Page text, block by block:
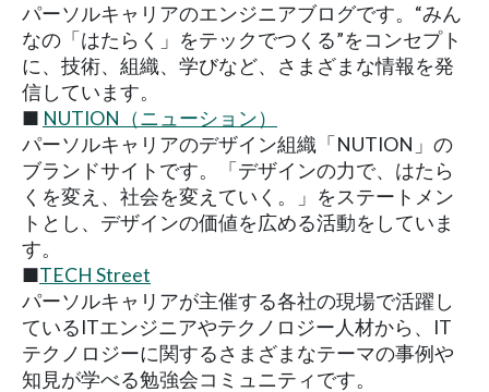
パーソルキャリアのエンジニアブログです。“みん
なの「はたらく」をテックでつくる”をコンセプト
に、技術、組織、学びなど、さまざまな情報を発
信しています。
■ NUTION（ニューション）
パーソルキャリアのデザイン組織「NUTION」の
ブランドサイトです。「デザインの力で、はたら
くを変え、社会を変えていく。」をステートメン
トとし、デザインの価値を広める活動をしていま
す。
■TECH Street
パーソルキャリアが主催する各社の現場で活躍し
ているITエンジニアやテクノロジー人材から、IT
テクノロジーに関するさまざまなテーマの事例や
知見が学べる勉強会コミュニティです。